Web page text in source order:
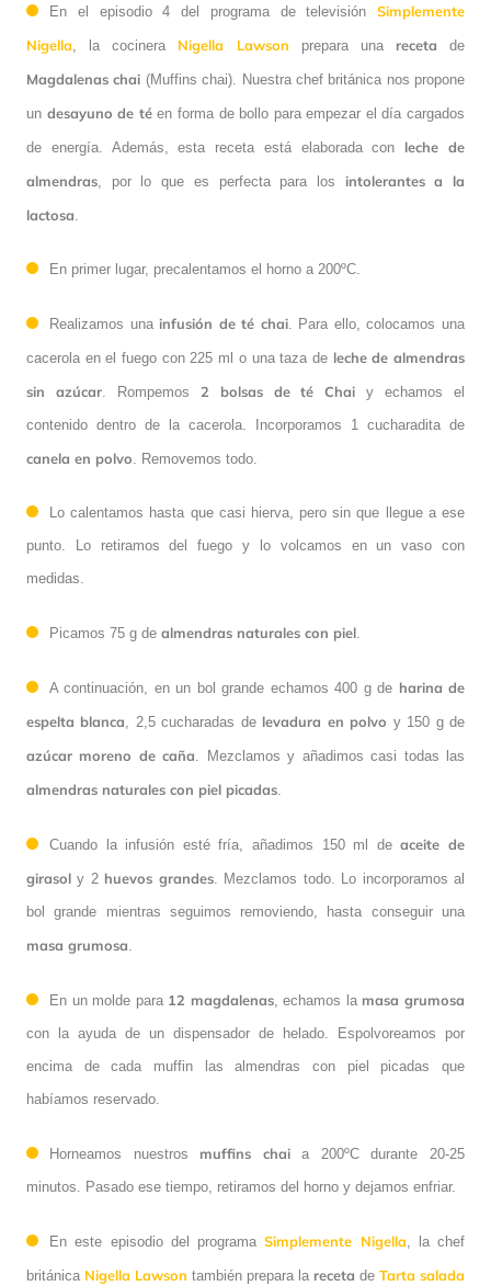
En el episodio 4 del programa de televisión Simplemente
Nigella , la cocinera Nigella Lawson prepara una receta de
Magdalenas chai (Muffins chai). Nuestra chef británica nos propone
un desayuno de téen forma de bollo para empezar el día cargados
de energía. Además, esta receta está elaborada con leche de
almendras , por lo que es perfecta para los intolerantes a la
lactosa
En primer lugar, precalentamos el horno a 200ºC.
Realizamos unainfusión de té chai. Para ello, colocamos una
cacerola en el fuego con 225 ml o una taza deleche de almendras
sin azúcar. Rompemos 2 bolsas de té Chai y echamos el
contenido dentro de la cacerola. Incorporamos 1 cucharadita de
canela en polvo . Removemos todo.
Lo calentamos hasta que casi hierva, pero sin que llegue a ese
punto. Lo retiramos del fuego y lo volcamos en un vaso con
medidas.
Picamos 75 g de almendras naturales con piel
A continuación, en un bol grande echamos 400 g de harina de
espelta blanca , 2,5 cucharadas de levadura en polvo y 150 g de
azúcar moreno de caña . Mezclamos y añadimos casi todas las
almendras naturales con piel picadas
Cuando la infusión esté fría, añadimos 150 ml deaceite de
girasol y 2 huevos grandes. Mezclamos todo. Lo incorporamos al
bol grande mientras seguimos removiendo, hasta conseguir una
masa grumosa
En un molde para 12 magdalenas, echamos la masa grumosa
con la ayuda de un dispensador de helado. Espolvoreamos por
encima de cada muffin las almendras con piel picadas que
habíamos reservado.
Horneamos nuestros muffins chaia 200ºC durante 20-25
minutos. Pasado ese tiempo, retiramos del horno y dejamos enfriar.
En este episodio del programaSimplemente Nigella , la chef
británica Nigella Lawson también prepara la receta de Tarta salada